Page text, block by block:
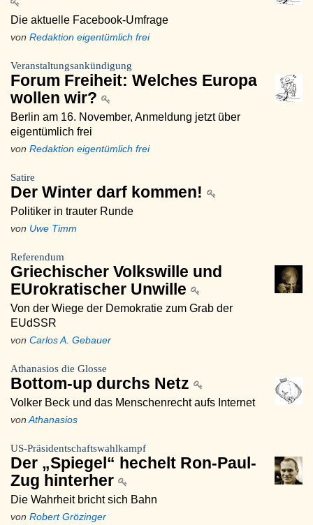
Die aktuelle Facebook-Umfrage
von Redaktion eigentümlich frei
Veranstaltungsankündigung
Forum Freiheit: Welches Europa
wollen wir?
Berlin am 16. November, Anmeldung jetzt über
eigentümlich frei
von Redaktion eigentümlich frei
Satire
Der Winter darf kommen!
Politiker in trauter Runde
von Uwe Timm
Referendum
Griechischer Volkswille und
EUrokratischer Unwille
Von der Wiege der Demokratie zum Grab der
EUdSSR
von Carlos A. Gebauer
Athanasios die Glosse
Bottom-up durchs Netz
Volker Beck und das Menschenrecht aufs Internet
von Athanasios
US-Präsidentschaftswahlkampf
Der „Spiegel“ hechelt Ron-Paul-
Zug hinterher
Die Wahrheit bricht sich Bahn
von Robert Grözinger